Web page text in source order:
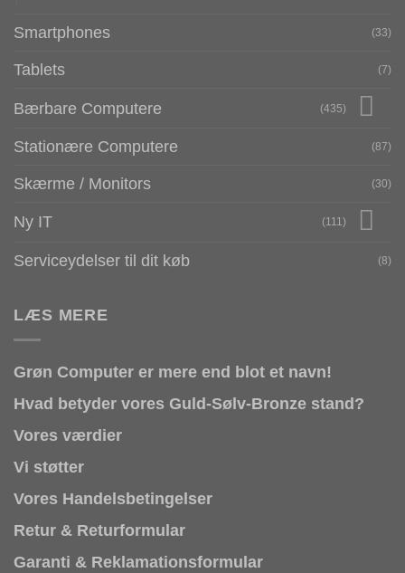
Smartphones (33)
Tablets (7)
Bærbare Computere (435)
Stationære Computere (87)
Skærme / Monitors (30)
Ny IT (111)
Serviceydelser til dit køb (8)
LÆS MERE
Grøn Computer er mere end blot et navn!
Hvad betyder vores Guld-Sølv-Bronze stand?
Vores værdier
Vi støtter
Vores Handelsbetingelser
Retur & Returformular
Garanti & Reklamationsformular